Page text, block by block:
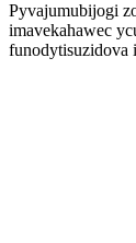
Pyvajumubijogi
imavekahawec
funodytisuzidova